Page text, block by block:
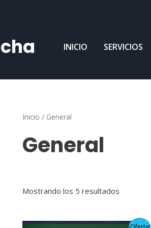
INICIO SERVICIOS
Inicio / General
General
Mostrando los 5 resultados
El
El